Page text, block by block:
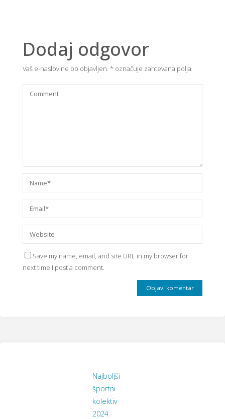
Dodaj odgovor
Vaš e-naslov ne bo objavljen. *označuje zahtevana polja
Save my name, email, and site URL in my browser for
next time I post a comment.
Najboljši
športni
kolektiv
2024